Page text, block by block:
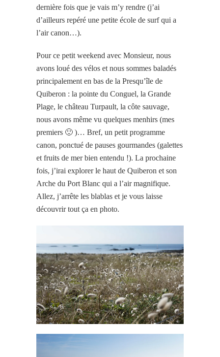
dernière fois que je vais m’y rendre (j’ai
d’ailleurs repéré une petite école de surf qui a
l’air canon…).
Pour ce petit weekend avec Monsieur, nous
avons loué des vélos et nous sommes baladés
principalement en bas de la Presqu’île de
Quiberon : la pointe du Conguel, la Grande
Plage, le château Turpault, la côte sauvage,
nous avons même vu quelques menhirs (mes
premiers 🙂 )… Bref, un petit programme
canon, ponctué de pauses gourmandes (galettes
et fruits de mer bien entendu !). La prochaine
fois, j’irai explorer le haut de Quiberon et son
Arche du Port Blanc qui a l’air magnifique.
Allez, j’arrête les blablas et je vous laisse
découvrir tout ça en photo.